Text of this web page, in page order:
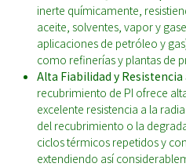
inerte químicamente,
aceite, solventes, vapor y
aplicaciones de petróleo y
como refinerías y plantas de
Alta Fiabilidad y
recubrimiento de PI ofrece
excelente resistencia a la
del recubrimiento o la
ciclos térmicos repetidos y
extendiendo así